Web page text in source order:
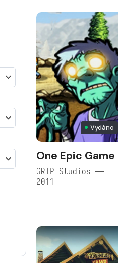
Vydáno
One Epic Game
GRIP Studios —
2011